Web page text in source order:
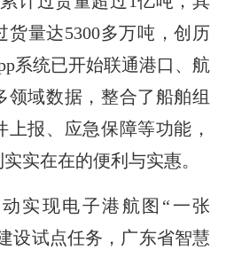
货量达5300多万吨，创历
系统已开始联通港口、航
领域数据，整合了船舶组
上报、应急保障等功能，
实在在的便利与实惠。
实现电子港航图“一张
设试点任务，广东省智慧